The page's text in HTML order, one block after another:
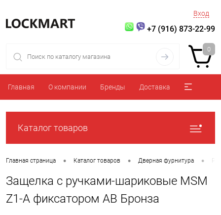
Вход
+7 (916) 873-22-99
0
Главная О компании Бренды Доставка
Каталог товаров
Главная страница • Каталог товаров • Дверная фурнитура •
Защелка с ручками-шариковые MSM
Z1-A фиксатором AB Бронза